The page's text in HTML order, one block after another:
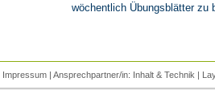
wöchentlich Übungsblätter zu
Impressum | Ansprechpartner/in: Inhalt & Technik |